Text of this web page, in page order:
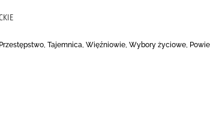
Tajemnica, Więźniowie, Wybory życiowe,